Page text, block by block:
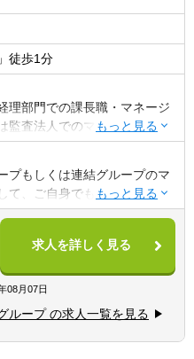
ャッシュフロー最適化に向け
要となる財務戦略・資金施策
企画／管理会計／財務戦略に
般
】
部は「単体経理財務室」と
部」で構成されていますが、
えて情報共有・業務連携を積
的なチームです。
構成されており、うち5名は
身の公認会計士です。
門には複数の弁護士が在籍し
っています
徒歩1分
理部門での課長職・マネージ
監査法人でのマネージャー経
税理士 / 日商簿記1級 /
認会計士）
プもしくは連結グループのマ
て、ご自身でも重要論点やコ
かしながら、以下の業務全般
お任せします。メンバーの育
て「経理組織の専門性・貢献
推し進めつつ、業務の効率
っていただきます。
・年次決算（当社及びグル
括・進捗管理
求人を詳しく見る
08月07日
ループ の求人一覧を見る